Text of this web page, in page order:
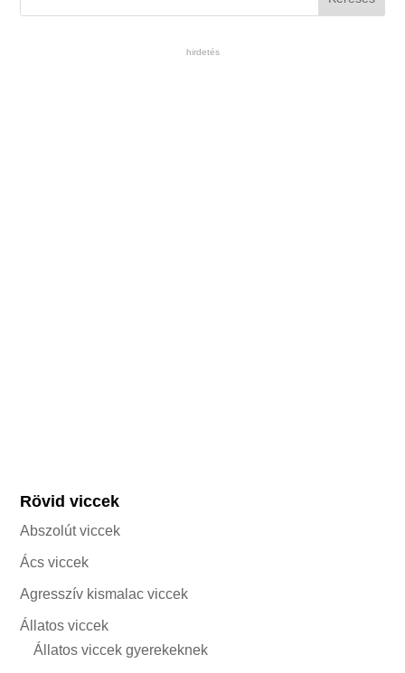
hirdetés
Rövid viccek
Abszolút viccek
Ács viccek
Agresszív kismalac viccek
Állatos viccek
Állatos viccek gyerekeknek